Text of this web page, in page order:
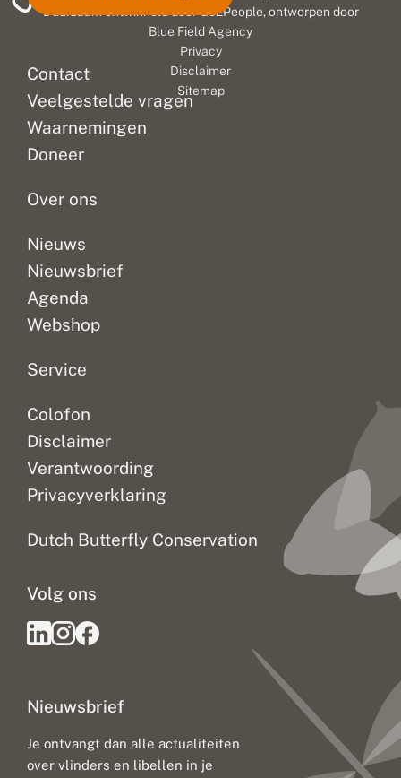
Contact
Veelgestelde vragen
Waarnemingen
Doneer
Over ons
Nieuws
Nieuwsbrief
Agenda
Webshop
Service
Colofon
Disclaimer
Verantwoording
Privacyverklaring
Dutch Butterfly Conservation
Nieuwsbrief
Je ontvangt dan alle actualiteiten
over vlinders en libellen in je
Volg ons
Duurzaam ontwikkeld doorGo2People, ontworpen door
Blue Field Agency
Privacy
Disclaimer
Sitemap